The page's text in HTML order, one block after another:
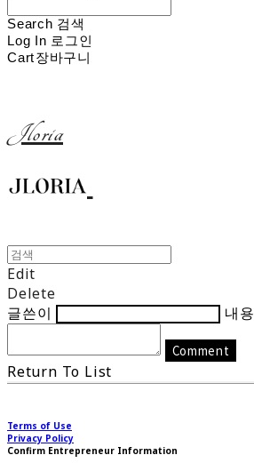
Search 검색
Log In 로그인
Cart장바구니
Jloria
Edit
Delete
글쓴이
내용
Comment
Return To List
Terms of Use
Privacy Policy
Confirm Entrepreneur Information